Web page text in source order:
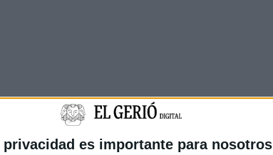
privacidad es importante para nosotros